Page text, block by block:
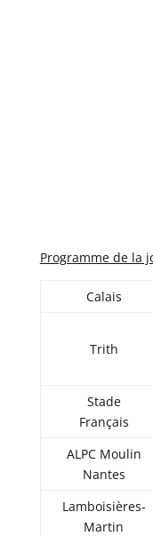
Programme de la
Calais
Trith
Stade
Français
ALPC Moulin
Nantes
Lamboisières-
Martin